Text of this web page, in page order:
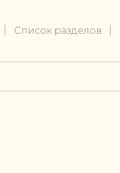
Список разделов